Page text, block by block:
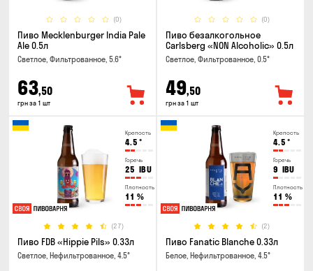
(0)
Пиво Mecklenburger India Pale
Ale 0.5л
Светлое, Фильтрованное, 5.6°
63,50
грн за 1 шт
(0)
Пиво безалкогольное
Carlsberg «NON Alcoholic» 0.5л
Светлое, Фильтрованное, 0.5°
49,50
грн за 1 шт
Крепость
4.5 °
Горечь
25 IBU
Плотность
11 %
(27)
Пиво FDB «Hippie Pils» 0.33л
Светлое, Нефильтрованное, 4.5°
Крепость
4.5 °
Горечь
9 IBU
Плотность
11 %
(2)
Пиво Fanatic Blanche 0.33л
Белое, Нефильтрованное, 4.5°